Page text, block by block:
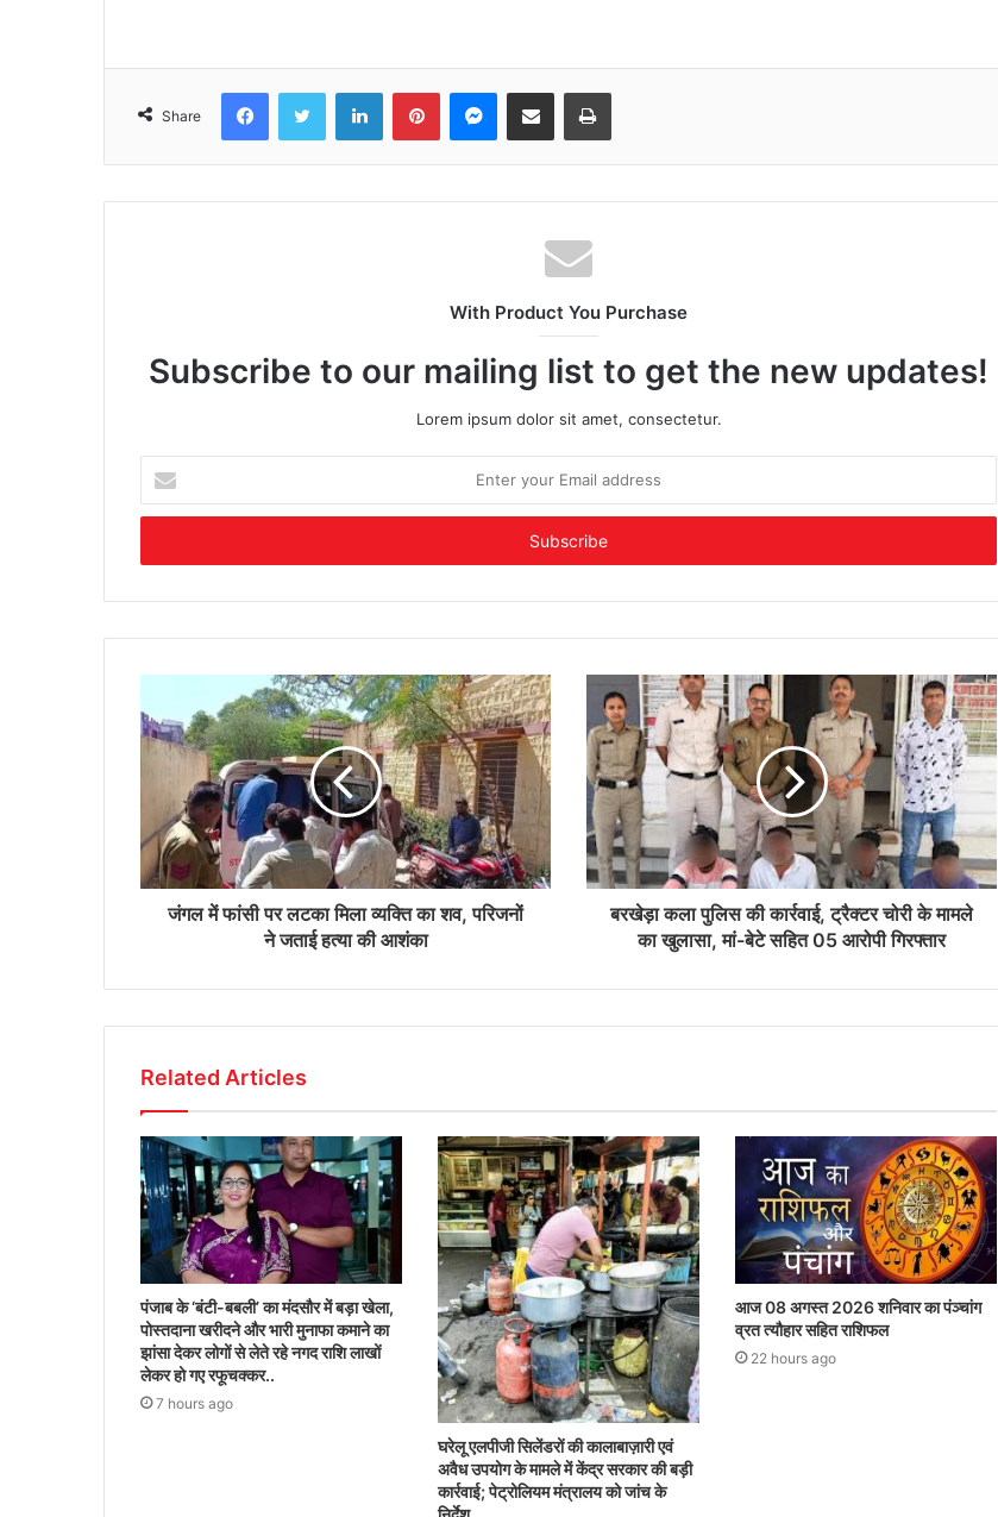
Share
FacebookTwitter LinkedInPinterestMessenger
Share via Email Print
With Product You Purchase
Subscribe to our mailing list to get the new updates!
Lorem ipsum dolor sit amet, consectetur.
your
Email
जंगल में फांसी पर लटका मिला व्यक्ति का शव, परिजनों
ने जताई हत्या की आशंका
बरखेड़ा कला पुलिस की कार्रवाई, ट्रैक्टर चोरी के मामले
का खुलासा, मां-बेटे सहित 05 आरोपी गिरफ्तार
Related Articles
पंजाब के ‘बंटी-बबली’ का मंदसौर में बड़ा खेला,
पोस्तदाना खरीदने और भारी मुनाफा कमाने का
झांसा देकर लोगों से लेते रहे नगद राशि लाखों
लेकर हो गए रफूचक्कर..
7 hours ago
घरेलू एलपीजी सिलेंडरों की कालाबाज़ारी एवं
अवैध उपयोग के मामले में केंद्र सरकार की बड़ी
कार्रवाई; पेट्रोलियम मंत्रालय को जांच के
आज 08 अगस्त 2026‌ शनिवार का पंञ्चांग
व्रत त्यौहार सहित राशिफल
22 hours ago